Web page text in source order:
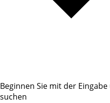
Beginnen Sie mit der
suchen